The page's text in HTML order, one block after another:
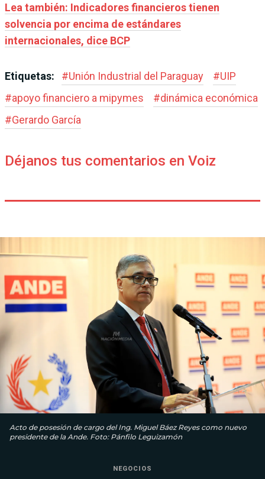
Lea también: Indicadores financieros tienen
solvencia por encima de estándares
internacionales, dice BCP
Etiquetas: #Unión Industrial del Paraguay #UIP
#apoyo financiero a mipymes #dinámica económica
#Gerardo García
Déjanos tus comentarios en Voiz
Acto de posesión de cargo del Ing. Miguel Báez Reyes como nuevo
presidente de la Ande. Foto: Pánfilo Leguizamón
NEGOCIOS